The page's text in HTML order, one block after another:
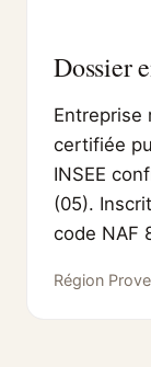
Dossier
Entreprise
certifiée
INSEE
(05).
code NAF
Région